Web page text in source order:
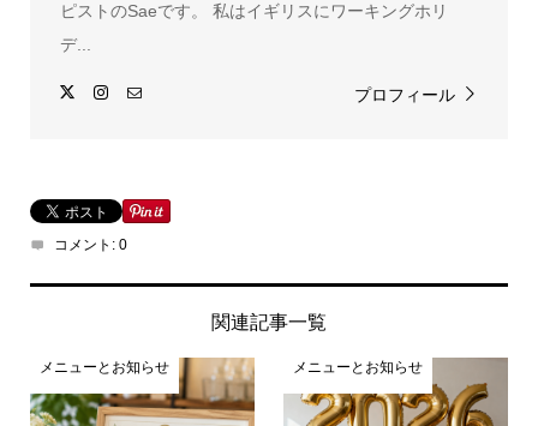
ピストのSaeです。 私はイギリスにワーキングホリ
デ...
プロフィール
コメント: 0
関連記事一覧
メニューとお知らせ メニューとお知らせ